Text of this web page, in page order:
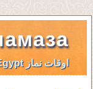
اوقات نماز Египет - Namaz Timings Egypt